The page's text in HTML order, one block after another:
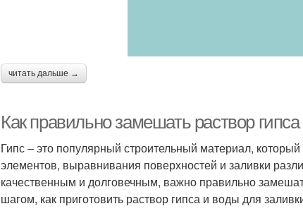
читать дальше →
Как правильно замешать раствор
Гипс – это популярный строительный материал,
элементов, выравнивания поверхностей и заливки
качественным и долговечным, важно правильно
шагом, как приготовить раствор гипса и воды для